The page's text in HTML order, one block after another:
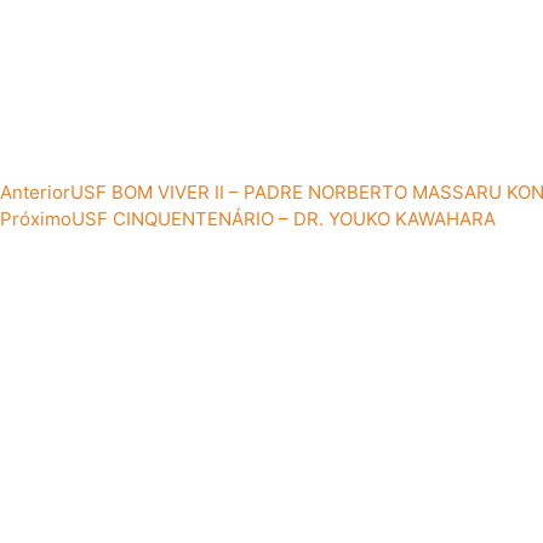
AnteriorUSF BOM VIVER II – PADRE NORBERTO MASSARU
PróximoUSF CINQUENTENÁRIO – DR. YOUKO KAWAHARA